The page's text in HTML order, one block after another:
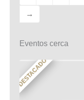
→
Eventos cerca
DESTACADO